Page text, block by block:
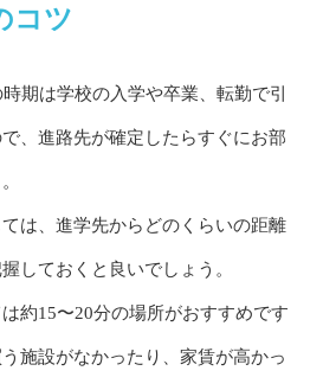
コツ
期は学校の入学や卒業、転勤で引
、進路先が確定したらすぐにお部
は、進学先からどのくらいの距離
しておくと良いでしょう。
約15〜20分の場所がおすすめです
施設がなかったり、家賃が高かっ